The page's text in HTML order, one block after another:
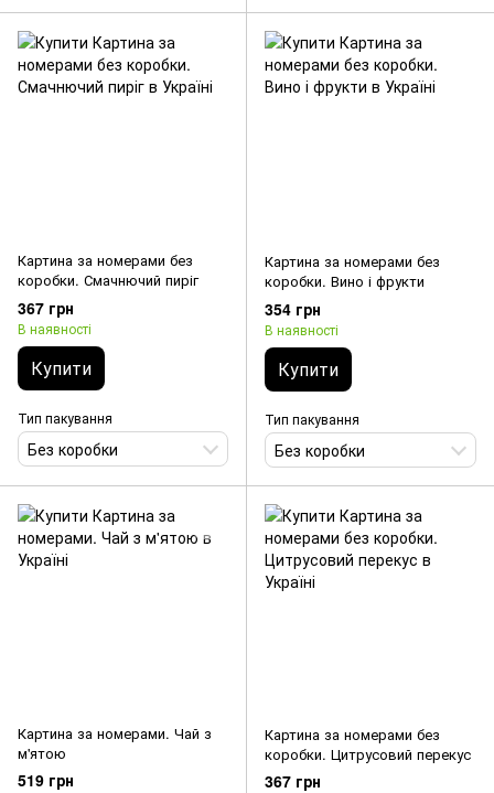
Картина за номерами без
коробки. Смачнючий пиріг
367 грн
В наявності
Купити
Тип пакування
Без коробки
Картина за номерами без
коробки. Вино і фрукти
354 грн
В наявності
Купити
Тип пакування
Без коробки
Картина за номерами. Чай з
м'ятою
519 грн
Картина за номерами без
коробки. Цитрусовий перекус
367 грн